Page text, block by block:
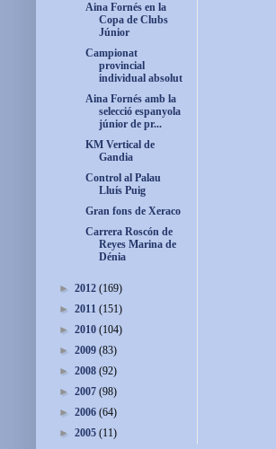
Aina Fornés en la
Copa de Clubs
Júnior
Campionat
provincial
individual absolut
Aina Fornés amb la
selecció espanyola
júnior de pr...
KM Vertical de
Gandia
Control al Palau
Lluís Puig
Gran fons de Xeraco
Carrera Roscón de
Reyes Marina de
Dénia
► 2012 (169)
► 2011 (151)
► 2010 (104)
► 2009 (83)
► 2008 (92)
► 2007 (98)
► 2006 (64)
► 2005 (11)